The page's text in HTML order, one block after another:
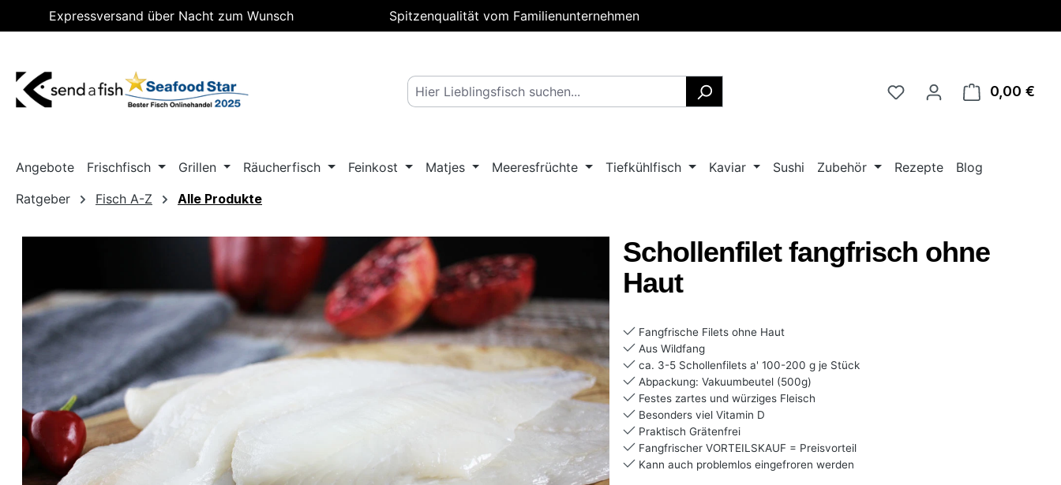
Hauptinhalt springen
Zur Suche springen
Zur Hauptnavigation springen
Expressversand über Nacht zum Wunsch
Spitzenqualität vom Familienunternehmen
0,00 €
Angebote Frischfisch Grillen Räucherfisch Feinkost Matjes Meeresfrüchte Tiefkühlfisch Kaviar Sushi Zubehör Rezepte
Blog
Ratgeber
Fisch A-Z Alle Produkte
Schollenfilet fangfrisch ohne
Haut
Fangfrische Filets ohne Haut
Aus Wildfang
ca. 3-5 Schollenfilets a' 100-200 g je Stück
Abpackung: Vakuumbeutel (500g)
Festes zartes und würziges Fleisch
Besonders viel Vitamin D
Praktisch Grätenfrei
Fangfrischer VORTEILSKAUF = Preisvorteil
Kann auch problemlos eingefroren werden